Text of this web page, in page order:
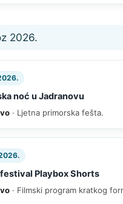
2026.
noć u Jadranovu
· Ljetna primorska fešta.
Playbox Shorts
· Filmski program kratkog